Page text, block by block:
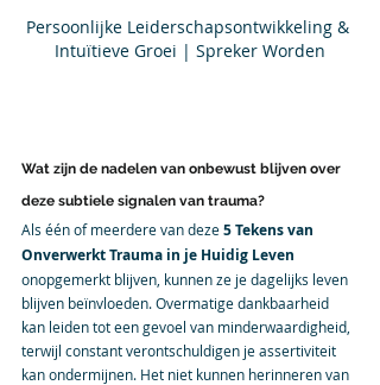
Persoonlijke Leiderschapsontwikkeling &
Intuïtieve Groei | Spreker Worden
Wat zijn de nadelen van onbewust blijven over
deze subtiele signalen van trauma?
Als één of meerdere van deze 5 Tekens van
Onverwerkt Trauma in je Huidig Leven
onopgemerkt blijven, kunnen ze je dagelijks leven
blijven beïnvloeden. Overmatige dankbaarheid
kan leiden tot een gevoel van minderwaardigheid,
terwijl constant verontschuldigen je assertiviteit
kan ondermijnen. Het niet kunnen herinneren van